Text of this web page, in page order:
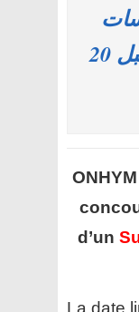
العمومية . الترشيح قبل 20
d’un